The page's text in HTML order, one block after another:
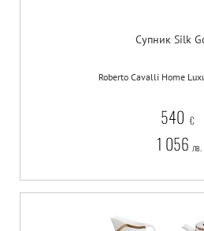
Супник Silk
Roberto Cavalli Home
540 €
1 056 лв.